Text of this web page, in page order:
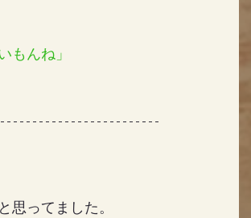
もんね」
思ってました。